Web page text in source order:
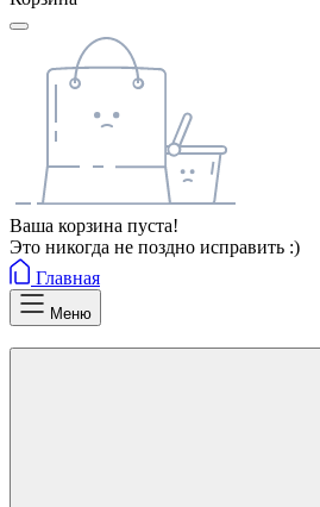
Ваша корзина пуста!
Это никогда не поздно исправить :)
Главная
Меню